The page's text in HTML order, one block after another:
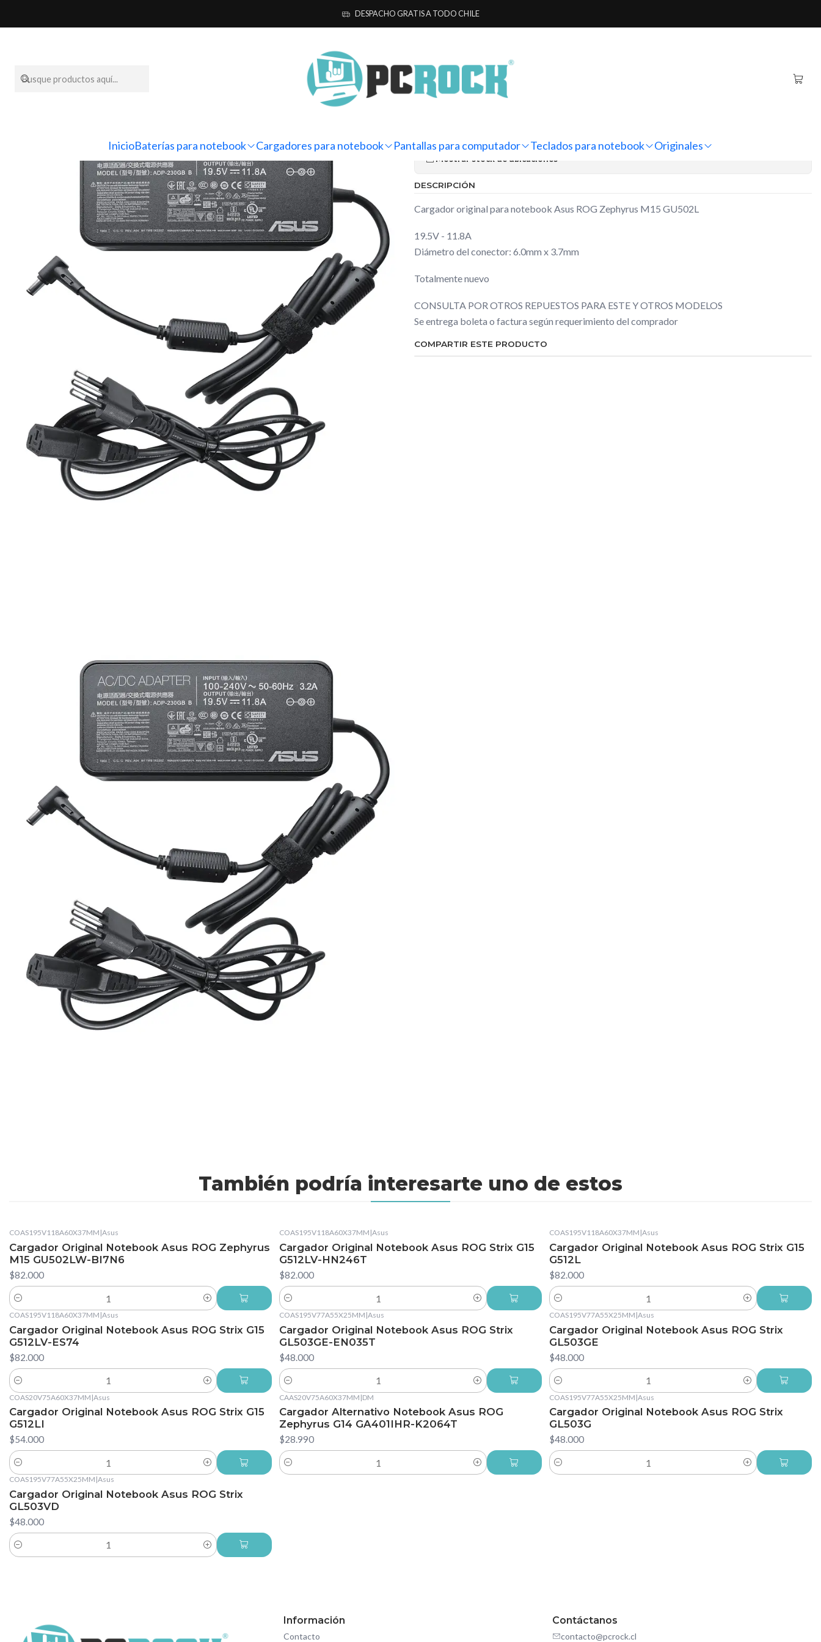
InicioBaterías para notebook Cargadores para notebook Pantallas para computador Teclados para notebook Originales
DESPACHO GRATIS A TODO CHILE
Originales Asus Cargador Original Notebook Asus ROG Zephyrus M15 GU502L
Cargador Original Notebook Asus
ROG Zephyrus M15 GU502L
Mostrar stock de ubicaciones
DESCRIPCIÓN
Cargador original para notebook Asus ROG Zephyrus M15 GU502L
19.5V - 11.8A
Diámetro del conector: 6.0mm x 3.7mm
Totalmente nuevo
CONSULTA POR OTROS REPUESTOS PARA ESTE Y OTROS MODELOS
Se entrega boleta o factura según requerimiento del comprador
COMPARTIR ESTE PRODUCTO
También podría interesarte uno de estos
COAS195V118A60X37MM |Asus
Cargador Original Notebook Asus ROG Zephyrus
M15 GU502LW-BI7N6
$82.000
Cantidad
COAS195V118A60X37MM |Asus
Cargador Original Notebook Asus ROG Strix G15
G512LV-HN246T
$82.000
Cantidad
COAS195V118A60X37MM |Asus
Cargador Original Notebook Asus ROG Strix G15
G512L
$82.000
Cantidad
COAS195V118A60X37MM |Asus
Cargador Original Notebook Asus ROG Strix G15
G512LV-ES74
$82.000
Cantidad
COAS195V77A55X25MM |Asus
Cargador Original Notebook Asus ROG Strix
GL503GE-EN035T
$48.000
Cantidad
COAS195V77A55X25MM |Asus
Cargador Original Notebook Asus ROG Strix
GL503GE
$48.000
Cantidad
COAS20V75A60X37MM |Asus
Cargador Original Notebook Asus ROG Strix G15
G512LI
$54.000
Cantidad
CAAS20V75A60X37MM |DM
Cargador Alternativo Notebook Asus ROG
Zephyrus G14 GA401IHR-K2064T
$28.990
Cantidad
COAS195V77A55X25MM |Asus
Cargador Original Notebook Asus ROG Strix
GL503G
$48.000
Cantidad
COAS195V77A55X25MM |Asus
Cargador Original Notebook Asus ROG Strix
GL503VD
$48.000
Cantidad
Información
Contacto
Contáctanos
contacto@pcrock.cl